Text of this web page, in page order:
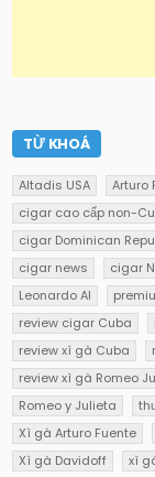
TỪ KHOÁ
Altadis USA Arturo
cigar cao cấp non-
cigar Dominican
cigar news
cigar
Leonardo AI
review cigar Cuba
review xì gà Cuba
review xì gà Romeo
Romeo y Julieta
Xì gà Arturo Fuente
Xì gà Davidoff
xì